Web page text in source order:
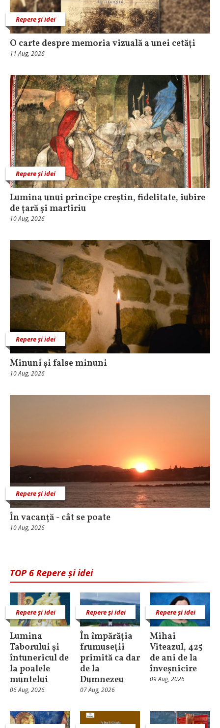
Repere și idei
O carte despre memoria vizuală a unei cetăți
11 Aug, 2026
Repere și idei
Lumina unui principe creștin, fidelitate, iubire
de țară și martiriu
10 Aug, 2026
Repere și idei
Minuni și false minuni
10 Aug, 2026
Repere și idei
În vacanță - cât se poate
10 Aug, 2026
TOP 6 Repere și idei
Repere și idei
Lumina
Taborului și
întunericul de
la poalele
muntelui
06 Aug, 2026
Repere și idei
În împărăția
frumuseții
primită ca dar
de la
Dumnezeu
07 Aug, 2026
Repere și idei
Mihai
Viteazul, 425
de ani de la
înveșnicire
09 Aug, 2026